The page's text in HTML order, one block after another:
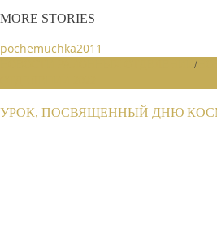
MORE STORIES
pochemuchka2011
/
УРОК, ПОСВЯЩЕННЫЙ ДНЮ